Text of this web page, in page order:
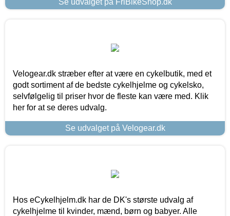
Velogear.dk stræber efter at være en cykelbutik, med et
godt sortiment af de bedste cykelhjelme og cykelsko,
selvfølgelig til priser hvor de fleste kan være med. Klik
her for at se deres udvalg.
Se udvalget på Velogear.dk
Hos eCykelhjelm.dk har de DK's største udvalg af
cykelhjelme til kvinder, mænd, børn og babyer. Alle